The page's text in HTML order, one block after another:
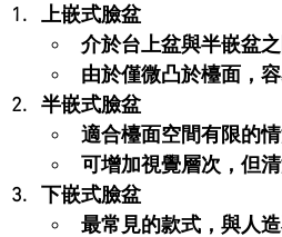
上嵌式臉盆
介於台上盆與半嵌盆
由於僅微凸於檯面，
半嵌式臉盆
適合檯面空間有限的
可增加視覺層次，但
下嵌式臉盆
最常見的款式，與人